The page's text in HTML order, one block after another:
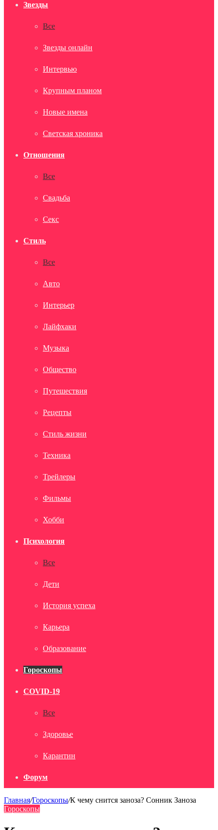
Звезды
Все
Звезды онлайн
Интервью
Крупным планом
Новые имена
Светская хроника
Отношения
Все
Свадьба
Секс
Стиль
Все
Авто
Интерьер
Лайфхаки
Музыка
Общество
Путешествия
Рецепты
Стиль жизни
Техника
Трейлеры
Фильмы
Хобби
Психология
Все
Дети
История успеха
Карьера
Образование
Гороскопы
COVID-19
Все
Здоровье
Карантин
Форум
Главная/Гороскопы/К чему снится заноза? Сонник Заноза
Гороскопы